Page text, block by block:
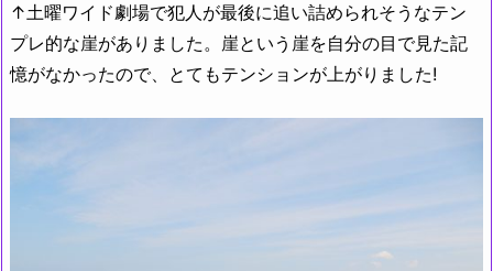
↑土曜ワイド劇場で犯人が最後に追い詰められそうなテン
プレ的な崖がありました。崖という崖を自分の目で見た記
憶がなかったので、とてもテンションが上がりました!